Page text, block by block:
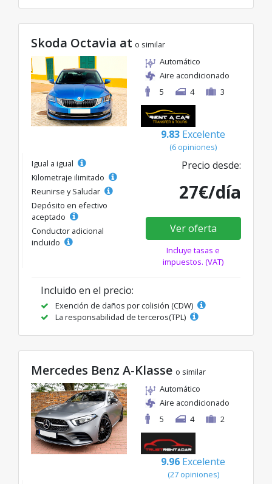
Skoda Octavia at o similar
Automático
Aire acondicionado
5
4 3
9.83 Excelente
(6 opiniones)
Igual a igual
Kilometraje ilimitado
Reunirse y Saludar
Depósito en efectivo
aceptado
Conductor adicional
incluido
Precio desde:
27€/día
Ver oferta
Incluye tasas e
impuestos. (VAT)
Incluido en el precio:
Exención de daños por colisión (CDW)
La responsabilidad de terceros(TPL)
Mercedes Benz A-Klasse o similar
Automático
Aire acondicionado
5
4 2
9.96 Excelente
(27 opiniones)